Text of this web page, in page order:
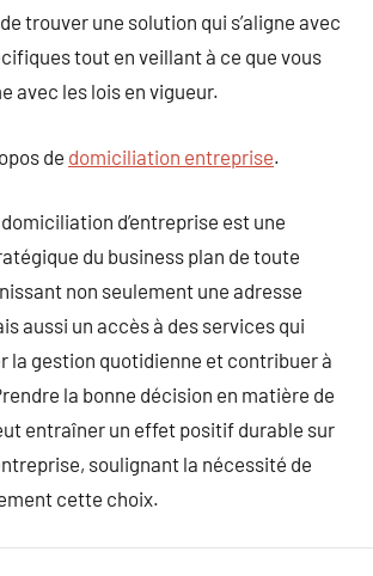
trouver une solution qui s’aligne avec
tout en veillant à ce que vous
avec les lois en vigueur.
de domiciliation entreprise.
d’entreprise est une
du business plan de toute
non seulement une adresse
aussi un accès à des services qui
la gestion quotidienne et contribuer à
la bonne décision en matière de
entraîner un effet positif durable sur
soulignant la nécessité de
cette choix.